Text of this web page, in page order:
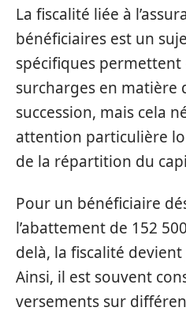
La fiscalité liée à
bénéficiaires est un
spécifiques permettent
surcharges en matière
succession, mais cela
attention particulière
de la répartition du
Pour un bénéficiaire
l’abattement de 152
delà, la fiscalité
Ainsi, il est souvent
versements sur